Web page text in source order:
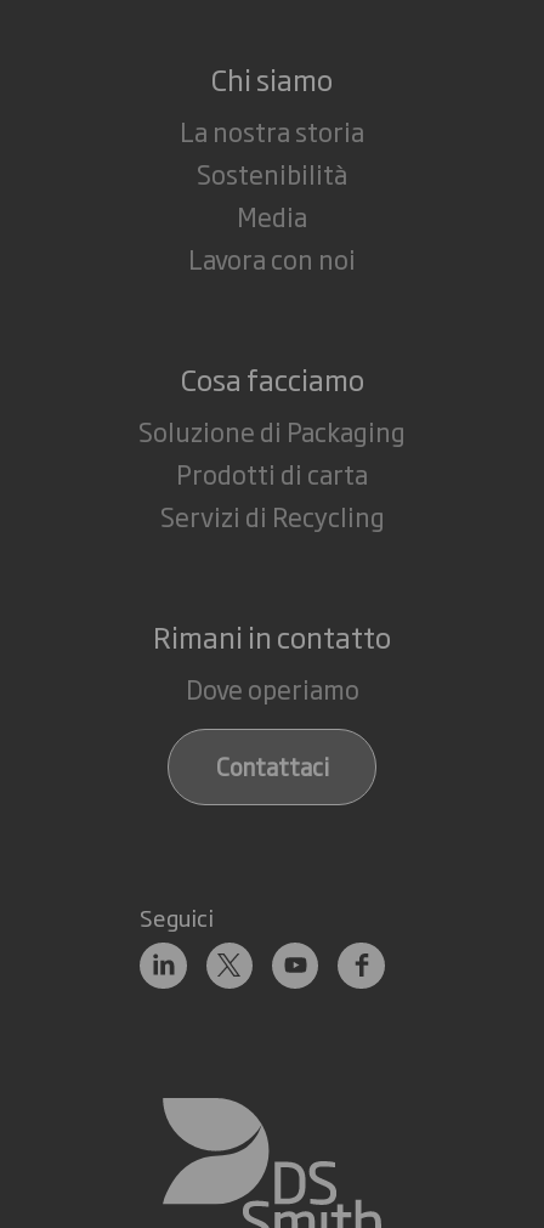
Chi siamo
La nostra storia
Sostenibilità
Media
Lavora con noi
Cosa facciamo
Soluzione di Packaging
Prodotti di carta
Servizi di Recycling
Rimani in contatto
Dove operiamo
Contattaci
Seguici